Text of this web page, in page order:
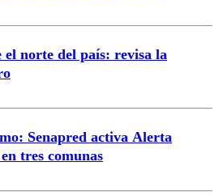
el norte del país: revisa la
Senapred activa Alerta
tres comunas